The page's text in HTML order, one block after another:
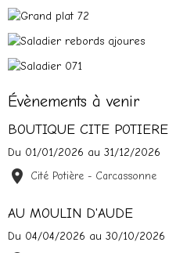
Évènements à venir
BOUTIQUE CITE POTIERE
Du 01/01/2026 au 31/12/2026
Cité Potière - Carcassonne
AU MOULIN D'AUDE
Du 04/04/2026 au 30/10/2026